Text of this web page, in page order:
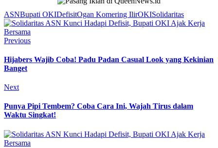
ASNBupati OKIDefisitOgan Komering IlirOKISolidaritas
Previous
Hijabers Wajib Coba! Padu Padan Casual Look yang Kekinian
Banget
Next
Punya Pipi Tembem? Coba Cara Ini, Wajah Tirus dalam
Waktu Singkat!